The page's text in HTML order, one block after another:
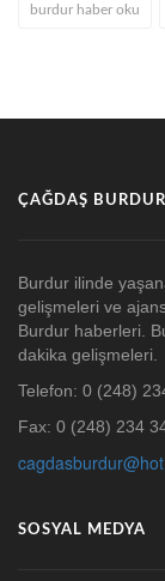
burdur haber oku
ÇAĞDAŞ BURDUR
Burdur ilinde
gelişmeleri ve
Burdur haberleri.
dakika gelişmeleri.
Telefon: 0 (248)
Fax: 0 (248) 234
SOSYAL MEDYA